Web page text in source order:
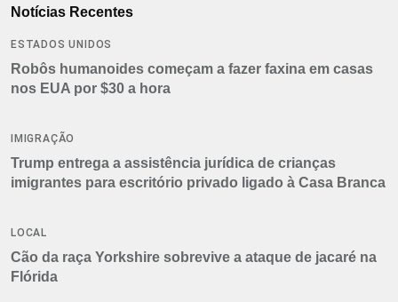
Notícias Recentes
ESTADOS UNIDOS
Robôs humanoides começam a fazer faxina em casas
nos EUA por $30 a hora
IMIGRAÇÃO
Trump entrega a assistência jurídica de crianças
imigrantes para escritório privado ligado à Casa Branca
LOCAL
Cão da raça Yorkshire sobrevive a ataque de jacaré na
Flórida